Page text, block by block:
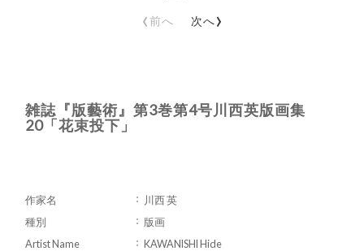
‹前へ 次へ›
雑誌『版藝術』第3巻第4号川西英版画集
20「花束投下」
作家名
川西 英
種別
版画
Artist Name
KAWANISHI Hide